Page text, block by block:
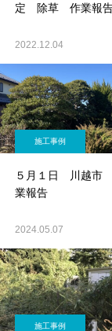
定 除草 作業報
2022.12.04
施工事例
５月１日 川越
業報告
2024.05.07
施工事例